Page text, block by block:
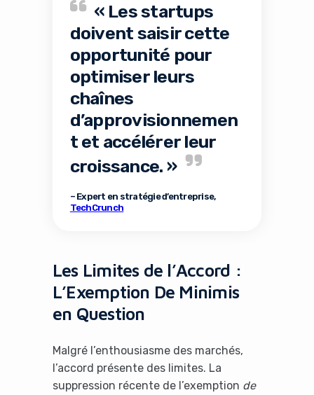
« Les startups
doivent saisir cette
opportunité pour
optimiser leurs
chaînes
d’approvisionnemen
t et accélérer leur
croissance. »
– Expert en stratégie d’entreprise,
TechCrunch
Les Limites de l’Accord :
L’Exemption De Minimis
en Question
Malgré l’enthousiasme des marchés,
l’accord présente des limites. La
suppression récente de l’exemption de